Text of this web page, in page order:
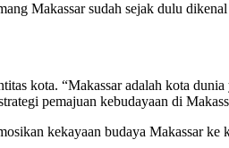
Makassar sudah sejak dulu
kota. “Makassar adalah kota dunia
pemajuan kebudayaan di
kekayaan budaya Makassar ke